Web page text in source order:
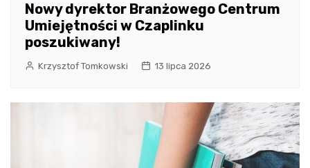
Nowy dyrektor Branżowego Centrum
Umiejętności w Czaplinku
poszukiwany!
Krzysztof Tomkowski 13 lipca 2026